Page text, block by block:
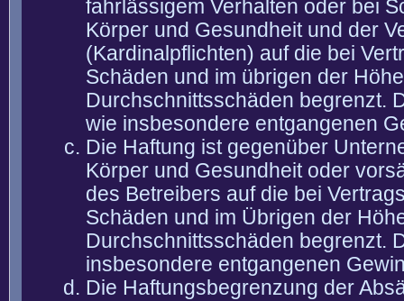
fahrlässigem Verhalten oder bei
Körper und Gesundheit und der
(Kardinalpflichten) auf die bei
Schäden und im übrigen der
Durchschnittsschäden begrenzt.
wie insbesondere entgangenen
Die Haftung ist gegenüber
Körper und Gesundheit oder
des Betreibers auf die bei
Schäden und im Übrigen der
Durchschnittsschäden begrenzt.
insbesondere entgangenen
Die Haftungsbegrenzung der